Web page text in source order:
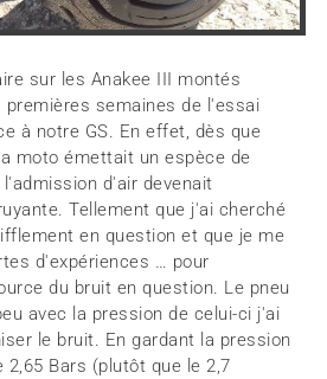
sur les Anakee III montés
premières semaines de l'essai
à notre GS. En effet, dès que
moto émettait un espèce de
d'air devenait
Tellement que j'ai cherché
en question et que je me
d'expériences … pour
du bruit en question. Le pneu
avec la pression de celui-ci j'ai
le bruit. En gardant la pression
Bars (plutôt que le 2,7